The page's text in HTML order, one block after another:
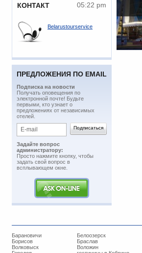
КОНТАКТ 05:22 pm
Belarustourservice
ПРЕДЛОЖЕНИЯ ПО EMAIL
Подписка на новости
​Получать оповещения по
электронной почте! Будьте
первыми, кто узнает о
предложениях от независимых
отелей.
Задайте вопрос
администратору:
Просто нажмите кнопку, чтобы
задать свой вопрос в
всплывающем окне.
Барановичи Белоозерск
Борисов
Браслав
Волковыск
Воложин